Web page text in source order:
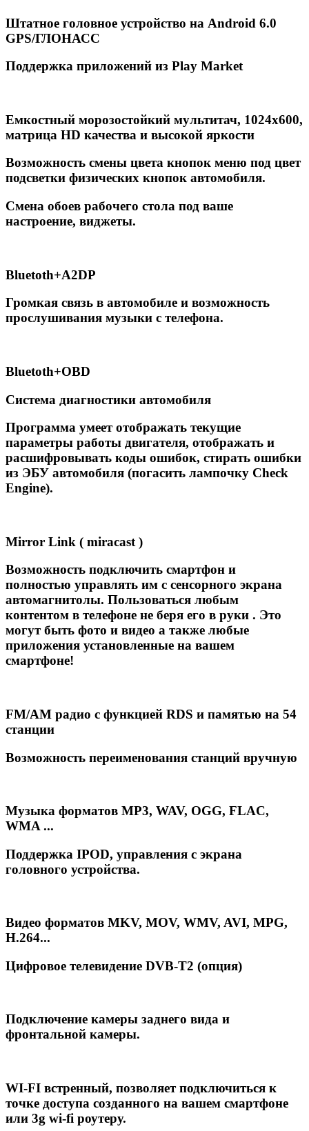
Штатное головное устройство на Android 6.0
GPS/ГЛОНАСС
Поддержка приложений из Play Market
Емкостный морозостойкий мультитач, 1024х600,
матрица HD качества и высокой яркости
Возможность смены цвета кнопок меню под цвет
подсветки физических кнопок автомобиля.
Смена обоев рабочего стола под ваше
настроение, виджеты.
Вluetoth+A2DP
Громкая связь в автомобиле и возможность
прослушивания музыки с телефона.
Вluetoth+OBD
Система диагностики автомобиля
Программа умеет отображать текущие
параметры работы двигателя, отображать и
расшифровывать коды ошибок, стирать ошибки
из ЭБУ автомобиля (погасить лампочку Сheck
Engine).
Mirror Link ( miracast )
Возможность подключить смартфон и
полностью управлять им с сенсорного экрана
автомагнитолы. Пользоваться любым
контентом в телефоне не беря его в руки . Это
могут быть фото и видео а также любые
приложения установленные на вашем
смартфоне!
FM/AM радио с функцией RDS и памятью на 54
станции
Возможность переименования станций вручную
Музыка форматов MP3, WAV, OGG, FLAC,
WMA ...
Поддержка IPOD, управления с экрана
головного устройства.
Видео форматов MKV, MOV, WMV, AVI, MPG,
H.264...
Цифровое телевидение DVB-T2 (опция)
Подключение камеры заднего вида и
фронтальной камеры.
WI-FI встренный, позволяет подключиться к
точке доступа созданного на вашем смартфоне
или 3g wi-fi роутеру.